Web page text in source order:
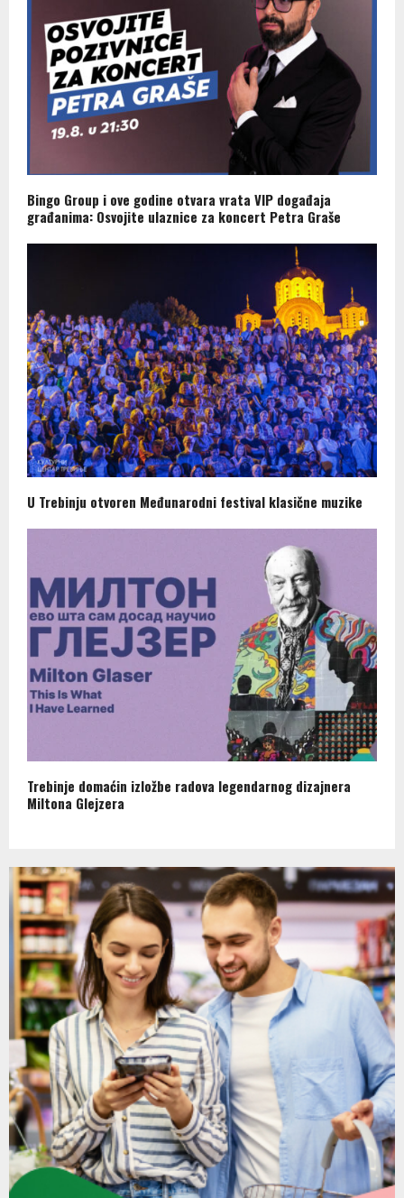
Bingo Group i ove godine otvara vrata VIP događaja
građanima: Osvojite ulaznice za koncert Petra Graše
U Trebinju otvoren Međunarodni festival klasične muzike
Trebinje domaćin izložbe radova legendarnog dizajnera
Miltona Glejzera